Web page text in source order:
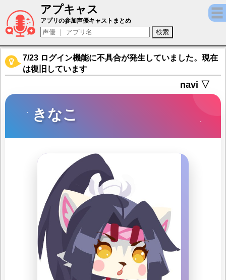
アプキャス
きなこ（声優：後藤邑子)【にゃんグリラ】
アプリの参加声優キャストまとめ
7/23 ログイン機能に不具合が発生していました。現在
は復旧しています
navi ▽
きなこ